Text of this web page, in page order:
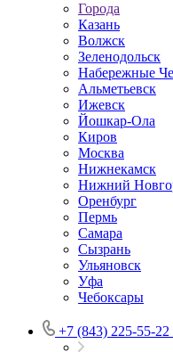
Города
Казань
Волжск
Зеленодольск
Набережные
Альметьевск
Ижевск
Йошкар-Ола
Киров
Москва
Нижнекамск
Нижний
Оренбург
Пермь
Самара
Сызрань
Ульяновск
Уфа
Чебоксары
+7 (843) 225-55-22